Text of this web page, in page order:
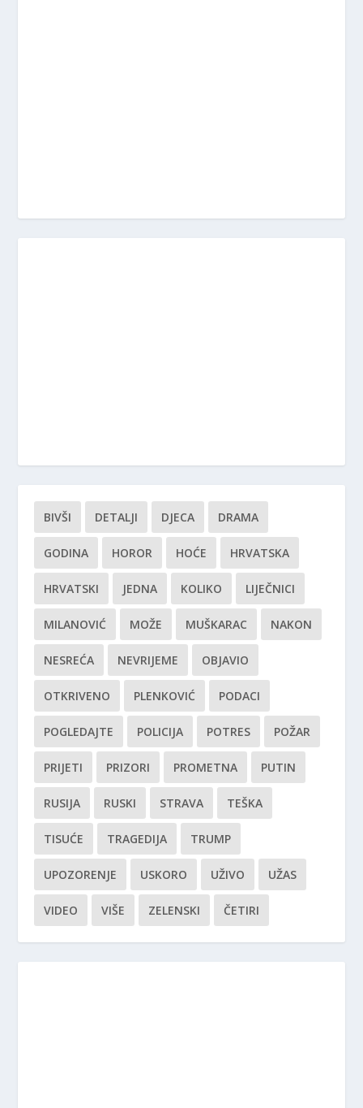
BIVŠI DETALJI DJECA DRAMA
GODINA HOROR HOĆE HRVATSKA
HRVATSKI JEDNA KOLIKO LIJEČNICI
MILANOVIĆ MOŽE MUŠKARAC NAKON
NESREĆA NEVRIJEME OBJAVIO
OTKRIVENO PLENKOVIĆ PODACI
POGLEDAJTE POLICIJA POTRES POŽAR
PRIJETI PRIZORI PROMETNA PUTIN
RUSIJA RUSKI STRAVA TEŠKA
TISUĆE TRAGEDIJA TRUMP
UPOZORENJE USKORO UŽIVO UŽAS
VIDEO VIŠE ZELENSKI ČETIRI